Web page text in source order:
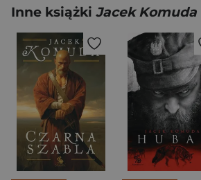
Inne książki Jacek Komuda